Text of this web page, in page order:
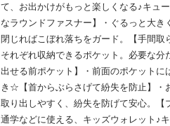
て、お出かけがもっと楽しくなる♪キュ
なラウンドファスナー】・ぐるっと大
閉じればこぼれ落ちをガード。【手間
それぞれ収納できるポケット。必要な
出せる前ポケット】・前面のポケット
き☆【首からぶらさげて紛失を防止】・
取り出しやすく、紛失を防げて安心。
通学などに使える、キッズウォレット♪